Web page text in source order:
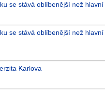
se stává oblíbenější než
se stává oblíbenější než hlavní
Karlova